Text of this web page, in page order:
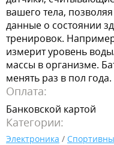
вашего тела,
данные о состоянии
тренировок.
измерит уровень
массы в организме.
менять раз в пол года.
Оплата:
Банковской картой
Категории:
Электроника /